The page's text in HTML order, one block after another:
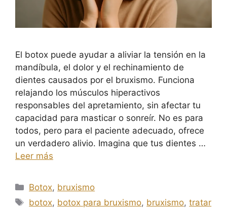
El botox puede ayudar a aliviar la tensión en la
mandíbula, el dolor y el rechinamiento de
dientes causados por el bruxismo. Funciona
relajando los músculos hiperactivos
responsables del apretamiento, sin afectar tu
capacidad para masticar o sonreír. No es para
todos, pero para el paciente adecuado, ofrece
un verdadero alivio. Imagina que tus dientes …
Leer más
Botox, bruxismo
botox, botox para bruxismo, bruxismo,tratar